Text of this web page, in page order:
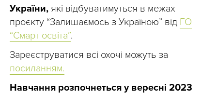
України, які відбуватимуться в межах
проєкту “Залишаємось з Україною” від ГО
“Смарт освіта”.
Зареєструватися всі охочі можуть за
посиланням.
Навчання розпочнеться у вересні 2023